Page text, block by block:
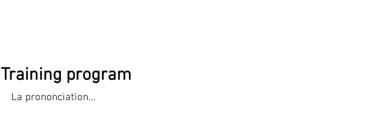
Training program
La prononciation